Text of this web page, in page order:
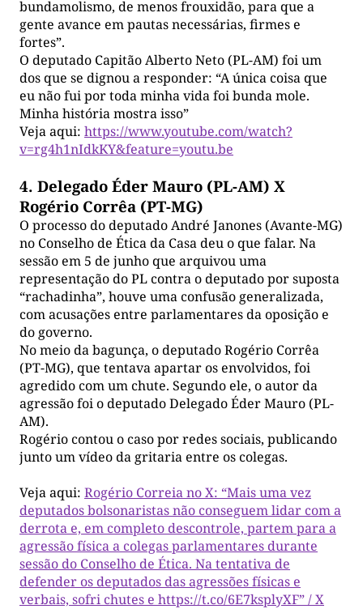
bundamolismo, de menos frouxidão, para que a
gente avance em pautas necessárias, firmes e
fortes”.
O deputado Capitão Alberto Neto (PL-AM) foi um
dos que se dignou a responder: “A única coisa que
eu não fui por toda minha vida foi bunda mole.
Minha história mostra isso”
Veja aqui: https://www.youtube.com/watch?
v=rg4h1nIdkKY&feature=youtu.be
4. Delegado Éder Mauro (PL-AM) X
Rogério Corrêa (PT-MG)
O processo do deputado André Janones (Avante-MG)
no Conselho de Ética da Casa deu o que falar. Na
sessão em 5 de junho que arquivou uma
representação do PL contra o deputado por suposta
“rachadinha”, houve uma confusão generalizada,
com acusações entre parlamentares da oposição e
do governo.
No meio da bagunça, o deputado Rogério Corrêa
(PT-MG), que tentava apartar os envolvidos, foi
agredido com um chute. Segundo ele, o autor da
agressão foi o deputado Delegado Éder Mauro (PL-
AM).
Rogério contou o caso por redes sociais, publicando
junto um vídeo da gritaria entre os colegas.
Veja aqui: Rogério Correia no X: “Mais uma vez
deputados bolsonaristas não conseguem lidar com a
derrota e, em completo descontrole, partem para a
agressão física a colegas parlamentares durante
sessão do Conselho de Ética. Na tentativa de
defender os deputados das agressões físicas e
verbais, sofri chutes e https://t.co/6E7ksplyXF” / X